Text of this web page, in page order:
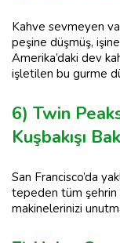
Kahve sevmeyen
peşine düşmüş,
Amerika’daki dev
işletilen bu gurme
6) Twin
Kuşbakışı
San Francisco’da
tepeden tüm şehrin
makinelerinizi